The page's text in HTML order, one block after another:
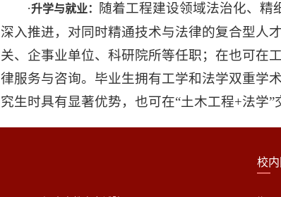
·‌升学与就业‌：
随着工程建设领域法治化、精
深入推进，对同时精通技术与法律的复合型人
关、企事业单位‌、科研院所等‌任职；在也可在‌
律服务与咨询。毕业生拥有工学和法学双重学
究生时具有显著优势，也可在“土木工程+法学”
校